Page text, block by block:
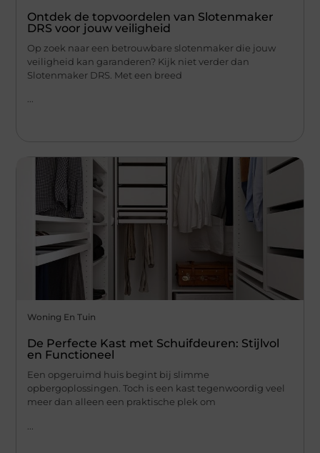
Ontdek de topvoordelen van Slotenmaker
DRS voor jouw veiligheid
Op zoek naar een betrouwbare slotenmaker die jouw
veiligheid kan garanderen? Kijk niet verder dan
Slotenmaker DRS. Met een breed
...
Woning En Tuin
De Perfecte Kast met Schuifdeuren: Stijlvol
en Functioneel
Een opgeruimd huis begint bij slimme
opbergoplossingen. Toch is een kast tegenwoordig veel
meer dan alleen een praktische plek om